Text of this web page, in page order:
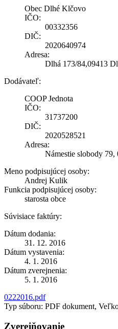
Obec Dlhé Klčovo
IČO:
00332356
DIČ:
2020640974
Adresa:
Dlhá 173/84,09413
Dodávateľ:
COOP Jednota
IČO:
31737200
DIČ:
2020528521
Adresa:
Námestie slobody
Meno podpisujúcej osoby:
Andrej Kulik
Funkcia podpisujúcej osoby:
starosta obce
Súvisiace faktúry:
Dátum dodania:
31. 12. 2016
Dátum vystavenia:
4. 1. 2016
Dátum zverejnenia:
5. 1. 2016
0222016.pdf
Typ súboru: PDF dokument,
Zverejňovanie